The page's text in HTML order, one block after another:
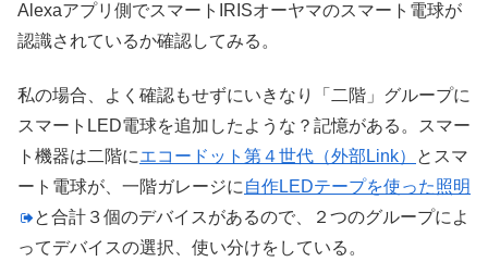
Alexaアプリ側でスマートIRISオーヤマのスマート電球が
認識されているか確認してみる。
私の場合、よく確認もせずにいきなり「二階」グループに
スマートLED電球を追加したような？記憶がある。スマー
ト機器は二階にエコードット第４世代（外部Link）
とスマ
ート電球が、一階ガレージに自作LEDテープを使った照明
と合計３個のデバイスがあるので、２つのグループによ
ってデバイスの選択、使い分けをしている。